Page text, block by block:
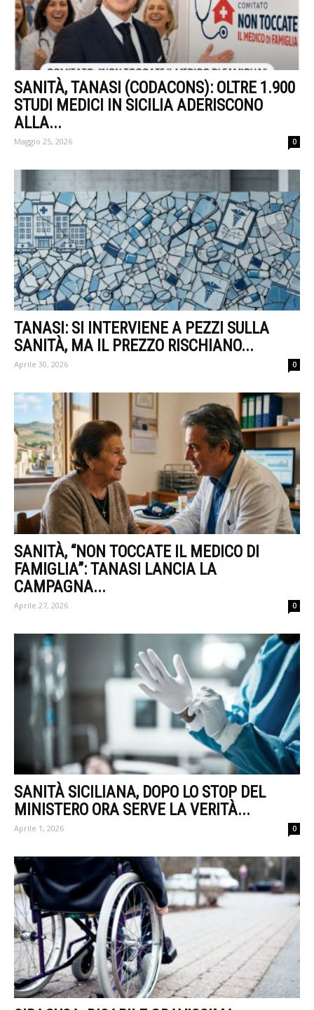
SANITÀ, TANASI (CODACONS): OLTRE 1.900
STUDI MEDICI IN SICILIA ADERISCONO
ALLA...
Maggio 25, 2026 0
TANASI: SI INTERVIENE A PEZZI SULLA
SANITÀ, MA IL PREZZO RISCHIANO...
Aprile 30, 2026 0
SANITÀ, “NON TOCCATE IL MEDICO DI
FAMIGLIA”: TANASI LANCIA LA
CAMPAGNA...
Aprile 27, 2026 0
SANITÀ SICILIANA, DOPO LO STOP DEL
MINISTERO ORA SERVE LA VERITÀ...
Aprile 1, 2026 0